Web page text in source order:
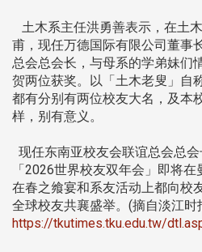
土木系主任洪勇善表示，在土
甫，现任万德国际有限公司董事
总会总会长，与母系的学弟妹们
贺两位获奖。以「土木老叟」自
都有分别有两位校友大名，及本
样，别有意义。
现任东南亚校友会联谊总会总
「2026世界校友双年会」即将
在春之飨宴和系友活动上都向校
全球校友共襄盛举。(摘自淡江时
https://tkutimes.tku.edu.tw/